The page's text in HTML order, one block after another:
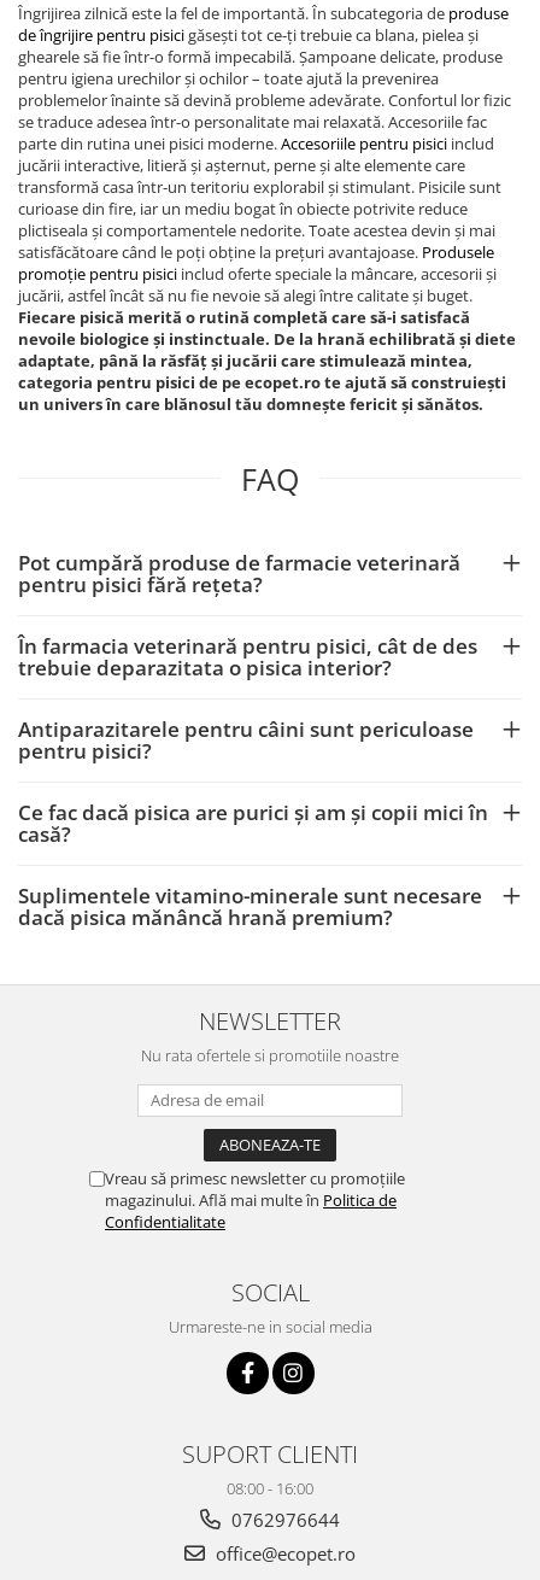
Îngrijirea zilnică este la fel de importantă. În subcategoria de produse
de îngrijire pentru pisicigăsești tot ce-ți trebuie ca blana, pielea și
ghearele să fie într-o formă impecabilă. Șampoane delicate, produse
pentru igiena urechilor și ochilor – toate ajută la prevenirea
problemelor înainte să devină probleme adevărate. Confortul lor fizic
se traduce adesea într-o personalitate mai relaxată. Accesoriile fac
parte din rutina unei pisici moderne.Accesoriile pentru pisici includ
jucării interactive, litieră și așternut, perne și alte elemente care
transformă casa într-un teritoriu explorabil și stimulant. Pisicile sunt
curioase din fire, iar un mediu bogat în obiecte potrivite reduce
plictiseala și comportamentele nedorite. Toate acestea devin și mai
satisfăcătoare când le poți obține la prețuri avantajoase. Produsele
promoție pentru pisici includ oferte speciale la mâncare, accesorii și
jucării, astfel încât să nu fie nevoie să alegi între calitate și buget.
Fiecare pisică merită o rutină completă care să-i satisfacă
nevoile biologice și instinctuale. De la hrană echilibrată și diete
adaptate, până la răsfăț și jucării care stimulează mintea,
categoria pentru pisici de pe ecopet.ro te ajută să construiești
un univers în care blănosul tău domnește fericit și sănătos.
FAQ
Pot cumpără produse de farmacie veterinară
pentru pisici fără rețeta?
În farmacia veterinară pentru pisici, cât de des
trebuie deparazitata o pisica interior?
Antiparazitarele pentru câini sunt periculoase
pentru pisici?
Ce fac dacă pisica are purici și am și copii mici în
casă?
Suplimentele vitamino-minerale sunt necesare
dacă pisica mănâncă hrană premium?
NEWSLETTER
Nu rata ofertele si promotiile noastre
Vreau să primesc newsletter cu promoțiile
magazinului. Află mai multe în Politica de
Confidentialitate
SOCIAL
Urmareste-ne in social media
SUPORT CLIENTI
08:00 - 16:00
0762976644
office@ecopet.ro